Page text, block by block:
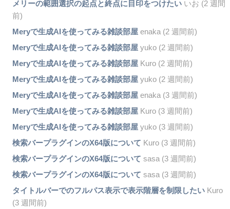
メリーの範囲選択の起点と終点に目印をつけたいいお (2 週間
前)
Meryで生成AIを使ってみる雑談部屋enaka (2 週間前)
Meryで生成AIを使ってみる雑談部屋yuko (2 週間前)
Meryで生成AIを使ってみる雑談部屋Kuro (2 週間前)
Meryで生成AIを使ってみる雑談部屋yuko (2 週間前)
Meryで生成AIを使ってみる雑談部屋enaka (3 週間前)
Meryで生成AIを使ってみる雑談部屋Kuro (3 週間前)
Meryで生成AIを使ってみる雑談部屋yuko (3 週間前)
検索バープラグインのX64版について Kuro (3 週間前)
検索バープラグインのX64版について sasa (3 週間前)
検索バープラグインのX64版について sasa (3 週間前)
タイトルバーでのフルパス表示で表示階層を制限したいKuro
(3 週間前)